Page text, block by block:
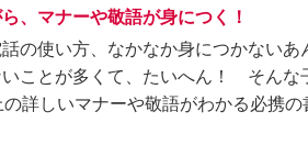
、マナーや敬語が身につく！
の使い方、なかなか身につかない
ことが多くて、たいへん！ そんな
詳しいマナーや敬語がわかる必携の